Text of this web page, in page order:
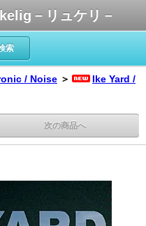
－リュケリ－
索
/ Noise ＞
Ike Yard /
次の商品へ